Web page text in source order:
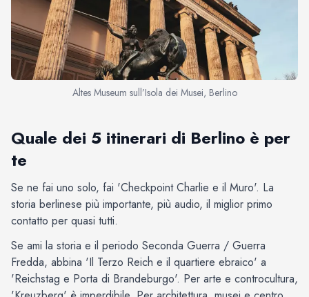
Altes Museum sull’Isola dei Musei, Berlino
Quale dei 5 itinerari di Berlino è per
te
Se ne fai uno solo, fai 'Checkpoint Charlie e il Muro'. La
storia berlinese più importante, più audio, il miglior primo
contatto per quasi tutti.
Se ami la storia e il periodo Seconda Guerra / Guerra
Fredda, abbina 'Il Terzo Reich e il quartiere ebraico' a
'Reichstag e Porta di Brandeburgo'. Per arte e controcultura,